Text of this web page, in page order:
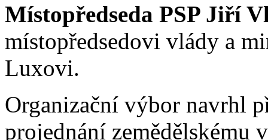
Místopředseda PSP Jiří
místopředsedovi vlády a
Luxovi.
Organizační výbor navrhl
projednání zemědělskému